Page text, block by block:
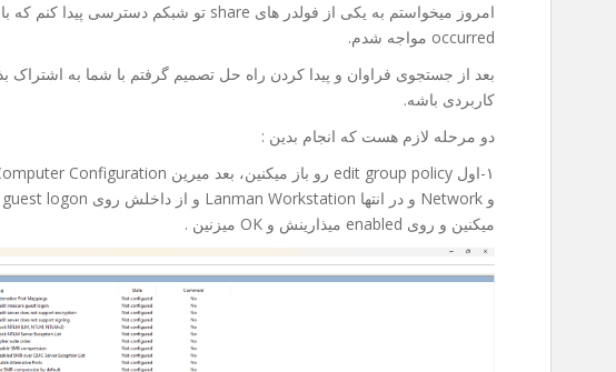
occurred مواجه شدم.
بعد از جستجوی فراوان و پیدا کردن راه حل تصمیم گرفتم با شما به اشتراک
کاربردی باشه.
دو مرحله لازم هست که انجام بدین :
میکنین و روی enabled میذارینش و OK میزنین .